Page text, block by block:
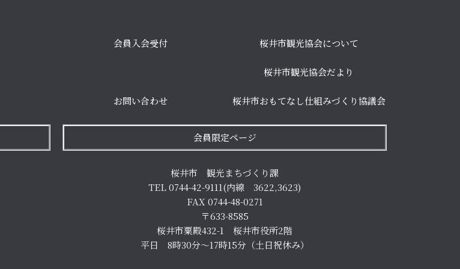
会員入会受付 桜井市観光協会について
桜井市観光協会だより
お問い合わせ 桜井市おもてなし仕組みづくり協議会
会員限定ページ
桜井市 観光まちづくり課
TEL 0744-42-9111(内線 3622,3623)
FAX 0744-48-0271
〒633-8585
桜井市粟殿432-1 桜井市役所2階
平日 8時30分～17時15分（土日祝休み）